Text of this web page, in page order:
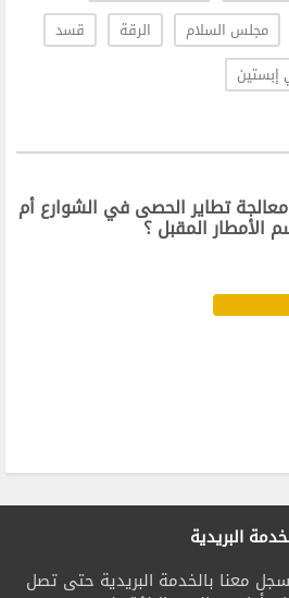
مجلس السلام الرقة
قسد
إبستين
تطاير الحصى في الشوارع أم
المقبل ؟
البريدية
معنا بالخدمة البريدية حتى تصل